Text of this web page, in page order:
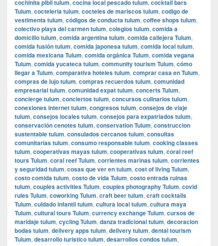
cochinita pibil tulum, cocina local pescado tulum, cocktail bars
Tulum, cocteleria tulum, cocteles de mariscos tulum, codigo de
vestimenta tulum, códigos de conducta tulum, coffee shops tulum,
colectivo playa del carmen tulum, colegios tulum, comida a
domicilio tulum, comida argentina tulum, comida callejera Tulum,
comida fusión tulum, comida japonesa tulum, comida local tulum,
comida mexicana Tulum, comida orgánica Tulum, comida vegana
Tulum, comida yucateca tulum, community tourism Tulum, cómo
llegar a Tulum, comparativa hoteles tulum, comprar casa en Tulum,
compras de lujo tulum, compras recuerdos tulum, comunidad
empresarial tulum, comunidad expat tulum, concerts Tulum,
concierge tulum, conciertos tulum, concursos culinarios tulum,
conexiones internet tulum, congresos tulum, consejos de viaje
tulum, consejos locales tulum, consejos para expatriados tulum,
conservación cenotes tulum, conservation Tulum, construccion
sustentable tulum, consulados cercanos tulum, consultas
comunitarias tulum, consumo responsable tulum, cooking classes
tulum, cooperativas mayas tulum, cooperativas tulum, coral reef
tours Tulum, coral reef Tulum, corrientes marinas tulum, corrientes
y seguridad tulum, cosas que ver en tulum, cost of living Tulum,
costo comida tulum, costo de vida Tulum, costo entrada ruinas
tulum, couples activities Tulum, couples photography Tulum, covid
rules Tulum, coworking Tulum, craft beer tulum, craft cocktails
Tulum, cuidado infantil tulum, cultura local tulum, cultura maya
Tulum, cultural tours Tulum, currency exchange Tulum, cursos de
maridaje tulum, cycling Tulum, danza tradicional tulum, decoracion
bodas tulum, delivery apps tulum, delivery tulum, dental tourism
Tulum, desarrollo turistico tulum, desarrollos condos tulum,